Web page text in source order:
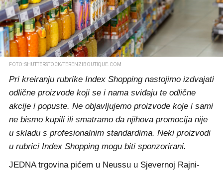
FOTO: SHUTTERSTOCK/TERENZIBOUTIQUE.COM
Pri kreiranju rubrike Index Shopping nastojimo izdvajati
odlične proizvode koji se i nama sviđaju te odlične
akcije i popuste. Ne objavljujemo proizvode koje i sami
ne bismo kupili ili smatramo da njihova promocija nije
u skladu s profesionalnim standardima. Neki proizvodi
u rubrici Index Shopping mogu biti sponzorirani.
JEDNA trgovina pićem u Neussu u Sjevernoj Rajni-